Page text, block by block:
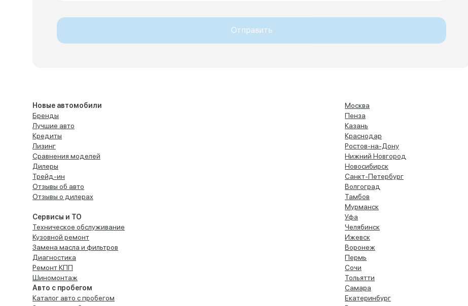
Отправить
Новые автомобили
Бренды
Лучшие авто
Кредиты
Лизинг
Сравнения моделей
Дилеры
Трейд-ин
Отзывы об авто
Отзывы о дилерах
Сервисы и ТО
Техническое обслуживание
Кузовной ремонт
Замена масла и фильтров
Диагностика
Ремонт КПП
Шиномонтаж
Авто с пробегом
Каталог авто с пробегом
Москва
Пенза
Казань
Краснодар
Ростов-на-Дону
Нижний Новгород
Новосибирск
Санкт-Петербург
Волгоград
Тамбов
Мурманск
Уфа
Челябинск
Ижевск
Воронеж
Пермь
Сочи
Тольятти
Самара
Екатеринбург